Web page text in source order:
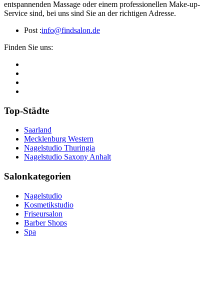
entspannenden Massage oder einem professionellen Make-up-
Service sind, bei uns sind Sie an der richtigen Adresse.
Post :info@findsalon.de
Finden Sie uns:
Top-Städte
Saarland
Mecklenburg Western
Nagelstudio Thuringia
Nagelstudio Saxony Anhalt
Salonkategorien
Nagelstudio
Kosmetikstudio
Friseursalon
Barber Shops
Spa